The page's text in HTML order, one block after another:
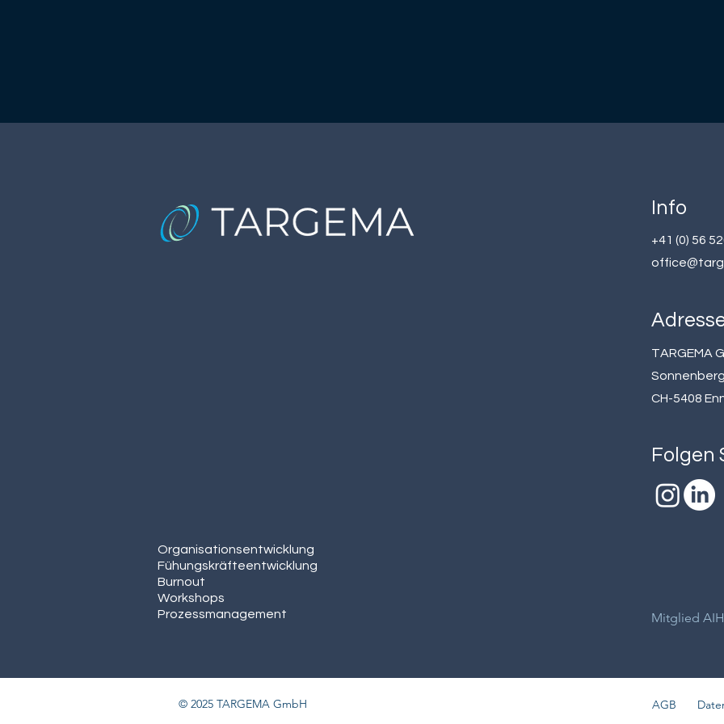
Organisationsentwicklung
Fühungskräfteentwicklung
Burnout
Workshops
Prozessmanagement
Info
+41 (0) 56
TARGEMA
CH-5408
Folgen
Mitglied
© 2025 TARGEMA GmbH AGB